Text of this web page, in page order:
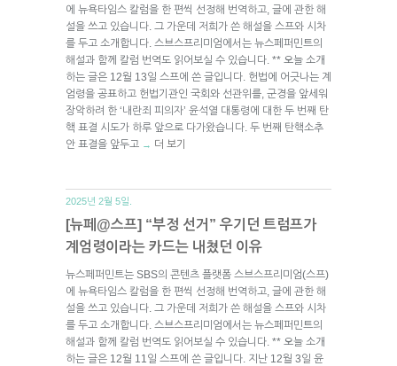
에 뉴욕타임스 칼럼을 한 편씩 선정해 번역하고, 글에 관한 해
설을 쓰고 있습니다. 그 가운데 저희가 쓴 해설을 스프와 시차
를 두고 소개합니다. 스브스프리미엄에서는 뉴스페퍼민트의
해설과 함께 칼럼 번역도 읽어보실 수 있습니다. ** 오늘 소개
하는 글은 12월 13일 스프에 쓴 글입니다. 헌법에 어긋나는 계
엄령을 공표하고 헌법기관인 국회와 선관위를, 군경을 앞세워
장악하려 한 ‘내란죄 피의자’ 윤석열 대통령에 대한 두 번째 탄
핵 표결 시도가 하루 앞으로 다가왔습니다. 두 번째 탄핵소추
안 표결을 앞두고 → 더 보기
2025년 2월 5일.
[뉴페@스프] “부정 선거” 우기던 트럼프가
계엄령이라는 카드는 내쳤던 이유
뉴스페퍼민트는 SBS의 콘텐츠 플랫폼 스브스프리미엄(스프)
에 뉴욕타임스 칼럼을 한 편씩 선정해 번역하고, 글에 관한 해
설을 쓰고 있습니다. 그 가운데 저희가 쓴 해설을 스프와 시차
를 두고 소개합니다. 스브스프리미엄에서는 뉴스페퍼민트의
해설과 함께 칼럼 번역도 읽어보실 수 있습니다. ** 오늘 소개
하는 글은 12월 11일 스프에 쓴 글입니다. 지난 12월 3일 윤